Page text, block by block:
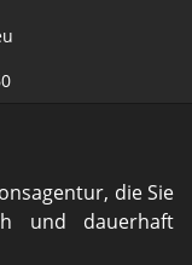
die Sie
und dauerhaft